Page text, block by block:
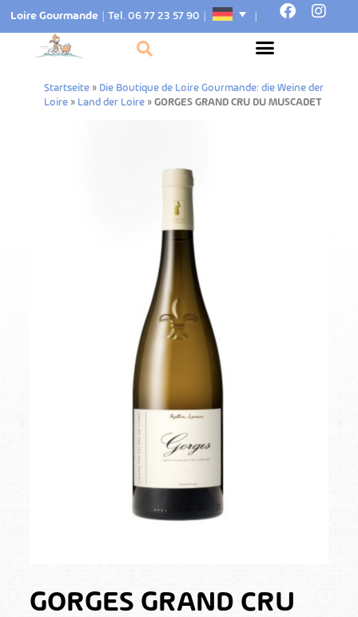
Loire Gourmande |Tel. 06 77 23 57 90
Startseite» Die Boutique de Loire Gourmande: die Weine der
Loire» Land der Loire» GORGES GRAND CRU DU MUSCADET
GORGES GRAND CRU